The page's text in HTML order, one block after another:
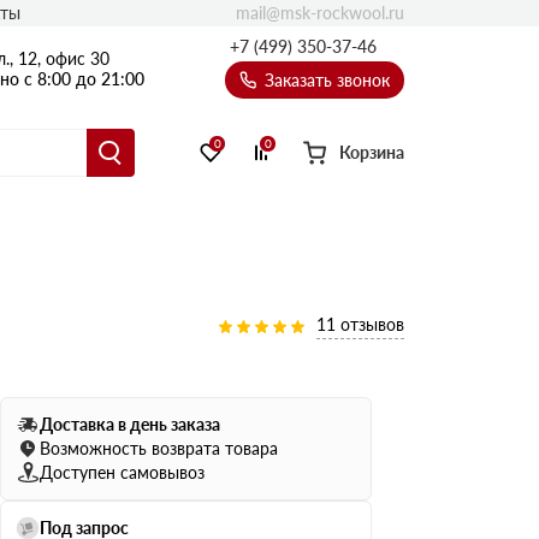
12, офис 30
с 8:00 до 21:00
+7 (499) 350-37-46
Заказать звонок
Ультратонкий
75 мм
100 мм
Балкон
Эсктра
Оптима
0 0 Корзина
mail@msk-rockwool.ru
11 отзывов
Доставка в день заказа
Возможность возврата товара
Доступен самовывоз
Под запрос